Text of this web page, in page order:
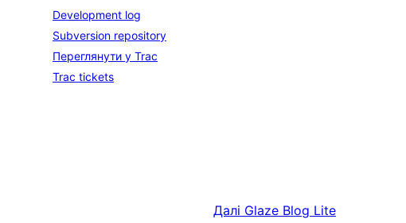
Development log
Subversion repository
Переглянути у Trac
Trac tickets
Далі Glaze Blog Lite